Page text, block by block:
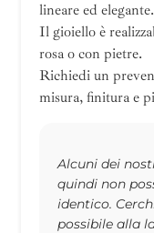
lineare ed elegante.
Il gioiello è
rosa o con pietre.
Richiedi un
misura, finitura e
Alcuni dei
quindi non
identico.
possibile alla